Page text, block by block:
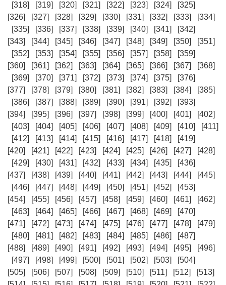
[318]
[319] [320] [321] [322] [323] [324]
[325]
[326]
[327] [328] [329] [330] [331] [332] [333]
[334]
[335]
[336] [337] [338] [339] [340] [341]
[342]
[343]
[344] [345] [346] [347] [348] [349] [350]
[351]
[352]
[353] [354] [355] [356] [357] [358]
[359]
[360]
[361] [362] [363] [364] [365] [366] [367]
[368]
[369]
[370] [371] [372] [373] [374] [375]
[376]
[377]
[378] [379] [380] [381] [382] [383] [384]
[385]
[386]
[387] [388] [389] [390] [391] [392]
[393]
[394]
[395] [396] [397] [398] [399] [400] [401]
[402]
[403]
[404] [405] [406] [407] [408] [409] [410]
[411]
[412]
[413] [414] [415] [416] [417] [418]
[419]
[420]
[421] [422] [423] [424] [425] [426] [427]
[428]
[429]
[430] [431] [432] [433] [434] [435]
[436]
[437]
[438] [439] [440] [441] [442] [443] [444]
[445]
[446]
[447] [448] [449] [450] [451] [452]
[453]
[454]
[455] [456] [457] [458] [459] [460] [461]
[462]
[463]
[464] [465] [466] [467] [468] [469]
[470]
[471]
[472] [473] [474] [475] [476] [477] [478]
[479]
[480]
[481] [482] [483] [484] [485] [486]
[487]
[488]
[489] [490] [491] [492] [493] [494] [495]
[496]
[497]
[498] [499] [500] [501] [502] [503]
[504]
[505]
[506] [507] [508] [509] [510] [511] [512]
[513]